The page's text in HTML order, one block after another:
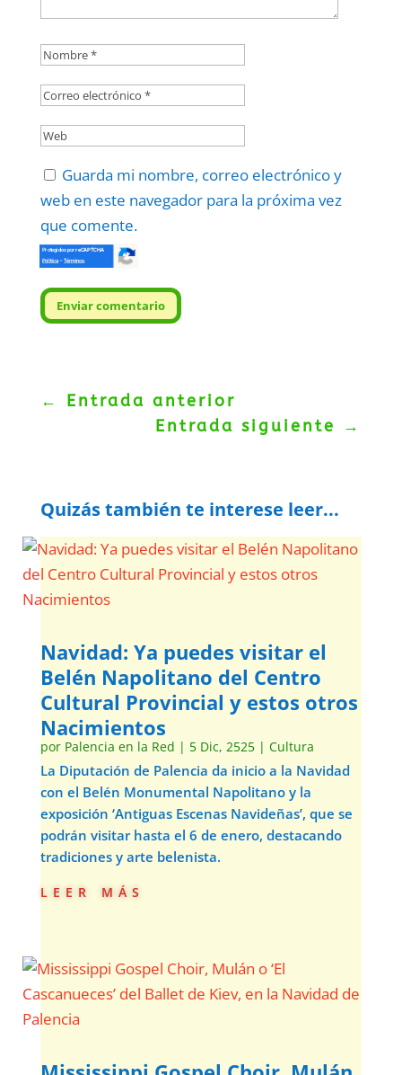
Guarda mi nombre, correo electrónico y
web en este navegador para la próxima vez
que comente.
Enviar comentario
Protegidos porreCAPTCHA
Politica–Términos
← Entrada anterior
Entrada siguiente
→
Quizás también te interese leer...
Navidad: Ya puedes visitar el
Belén Napolitano del Centro
Cultural Provincial y estos otros
Nacimientos
por Palencia en la Red | 5 Dic, 2525| Cultura
La Diputación de Palencia da inicio a la Navidad
con el Belén Monumental Napolitano y la
exposición ‘Antiguas Escenas Navideñas’, que se
podrán visitar hasta el 6 de enero, destacando
tradiciones y arte belenista.
leer más